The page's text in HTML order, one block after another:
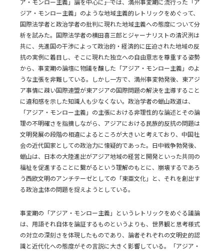
ア・モンロー主義」論を中心に――」では、満州事変期に流行った「ア
ジア・モンロー主義」のような地域主義的レトリックをめぐって、
国際法学者と政治学者の批判に現れた地域主義への態度について分
析を試みた。国際法学者の横田喜三郎とジャーナリストの清沢洌は
共に、先進国の干渉によって政治的・経済的に圧迫された地域の反
抗の実例に着目し、そこに現れた独立への自由意志を尊重する姿勢
から、事変期の論壇に物議を醸した「アジア・モンロー主義」のよ
うな主張を非難している。しかし一方で、満州事変勃発後、東アジ
ア事情に疎い国際連盟が東アジアの国際問題の解決を主導すること
に違和感を示した知識人も少なくない。政治学者の蠟山政道は、
「アジア・モンロー主義」の主張における非理性的な論述とその論
理の不明確さを指摘しながら、アジアにおける民族的反抗の問題は
文明発展の段階の相違によるところが大きいと考えており、中国社
会の近代国家としての政治力に懐疑的であった。日中戦争勃発後、
蠟山は、日本の大陸進出がアジア地域の経営と開発といった共同の
福祉を促進することに繋がるという理解のもとに、崩壊するであろ
う西欧文明のアンチテーゼとしての「東亜文化」と、それを創出す
る政治主体の問題を捉えようとしている。
事変期の「アジア・モンロー主義」というレトリックをめぐる議論
は、用語それ自体を論証するものというよりも、世界観と思考様式
の対立の深刻さを体現したものであり、論者それぞれの文明史的認
識と近代化への態度がその言説に大きく影響している。「アジア・